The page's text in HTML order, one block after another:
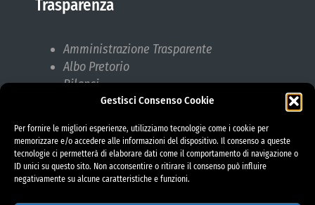
Gestisci Consenso Cookie
Per fornire le migliori esperienze, utilizziamo tecnologie come i cookie per
memorizzare e/o accedere alle informazioni del dispositivo. Il consenso a queste
tecnologie ci permetterà di elaborare dati come il comportamento di navigazione o
ID unici su questo sito. Non acconsentire o ritirare il consenso può influire
negativamente su alcune caratteristiche e funzioni.
Trasparenza
Amministrazione Trasparente
Albo Pretorio
Bilanci
Bandi di gara
Responsabile protezione dati (RPD)